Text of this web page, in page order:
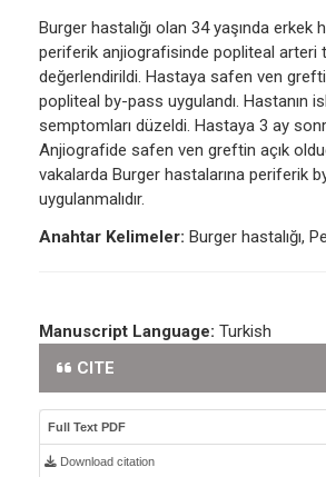
Burger hastalığı olan 34 yaşında erkek
periferik anjiografisinde popliteal arteri
değerlendirildi. Hastaya safen ven
popliteal by-pass uygulandı. Hastanın
semptomları düzeldi. Hastaya 3 ay
Anjiografide safen ven greftin açık
vakalarda Burger hastalarına periferik
uygulanmalıdır.
Anahtar Kelimeler: Burger hastalığı,
Manuscript Language: Turkish
CITE
Full Text PDF
Download citation